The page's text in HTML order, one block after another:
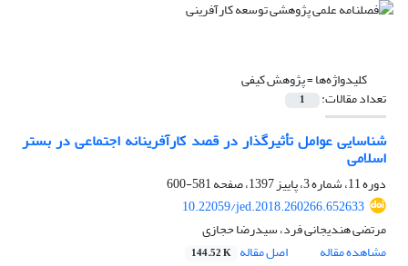
کلیدواژه‌ها =پژوهش کیفی
تعداد مقالات: 1
شناسایی عوامل تأثیرگذار در قصد کارآفرینانه اجتماعی در بستر
اسلامی
دوره 11، شماره 3، پاییز 1397، صفحه
581-600
10.22059/jed.2018.260266.652633
مرتضی هندیجانی فرد، سیدرضا حجازی
مشاهده مقاله
اصل مقاله 144.52 K